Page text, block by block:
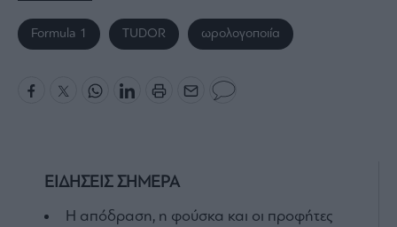
Formula 1 TUDOR ωρολογοποιία
ΕΙΔΗΣΕΙΣ ΣΗΜΕΡΑ
Η απόδραση, η φούσκα και οι προφήτες